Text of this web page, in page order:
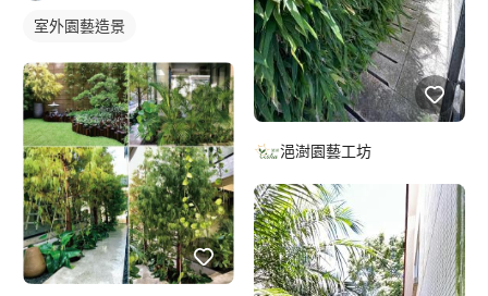
室外園藝造景
浥澍園藝工坊